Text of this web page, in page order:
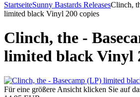
StartseiteSunny Bastards ReleasesClinch,
limited black Vinyl 200 copies
Clinch, the -
limited black Vinyl
Für eine größere Ansicht klicken Sie auf